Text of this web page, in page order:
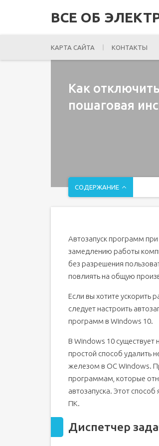
ВСЕ ОБ
КАРТА САЙТА КОНТАКТЫ
Как
пошаговая
СОДЕРЖАНИЕ
Как открыть папку
Удаление из
Как удалить программу из
1. Использование
2. Использование
CCleaner
Другие способы
Автозапуск программ
замедлению работы
без разрешения
повлиять на общую
Если вы хотите ускорить
следует настроить
программ в Windows 10.
В Windows 10 существует
простой способ удалить
железом в ОС Windows.
программам, которые
автозапуска. Этот
ПК.
Диспетчер